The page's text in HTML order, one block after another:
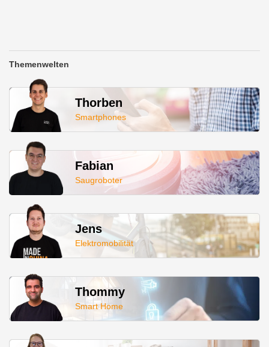
Themenwelten
Thorben
Smartphones
Fabian
Saugroboter
Jens
Elektromobilität
Thommy
Smart Home